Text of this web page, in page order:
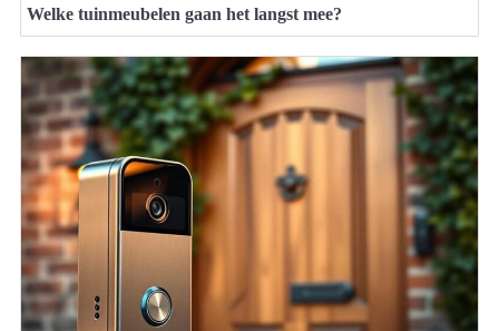
Welke tuinmeubelen gaan het langst mee?